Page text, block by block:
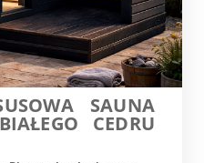
SAUNA
CEDRU